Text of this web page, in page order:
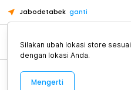
Jabodetabek ganti
Alat Kopi
Silakan ubah lokasi store sesuai
dengan lokasi Anda.
Mengerti